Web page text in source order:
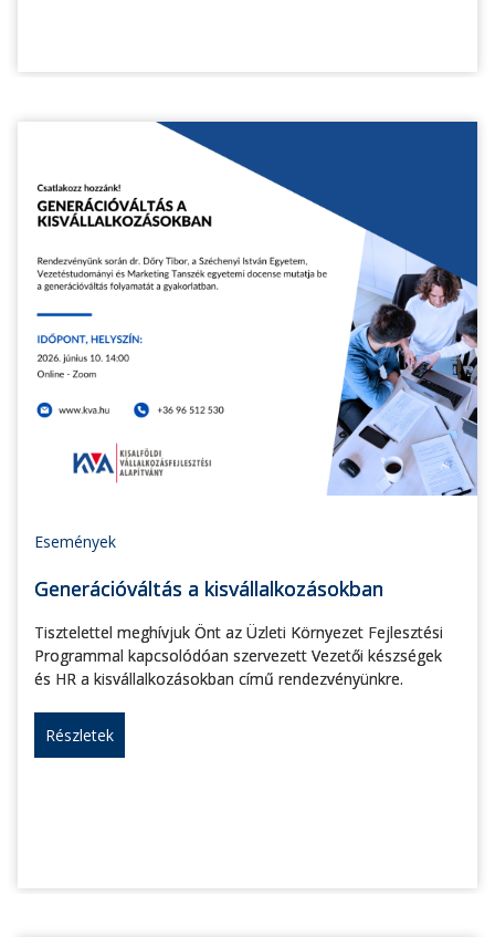
Események
Generációváltás a kisvállalkozásokban
Tisztelettel meghívjuk Önt az Üzleti Környezet Fejlesztési
Programmal kapcsolódóan szervezett Vezetői készségek
és HR a kisvállalkozásokban című rendezvényünkre.
Részletek